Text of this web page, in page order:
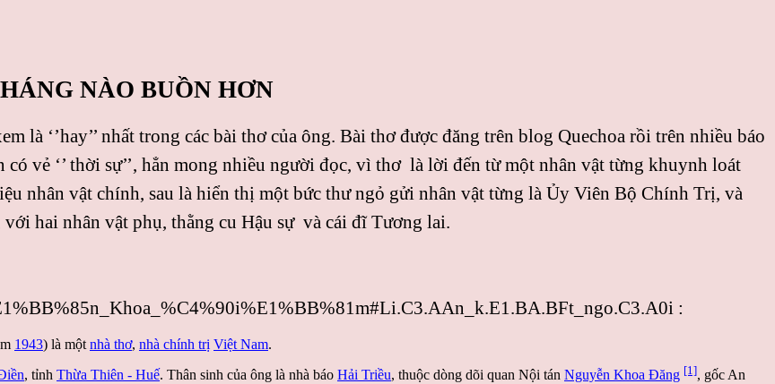
NÀO BUỒN HƠN
là ‘’hay’’ nhất trong các bài thơ của ông. Bài thơ được đăng trên blog Quechoa rồi trên nhiều báo
vẻ ‘’ thời sự’’, hẳn mong nhiều người đọc, vì thơ là lời đến từ một nhân vật từng khuynh loát
nhân vật chính, sau là hiển thị một bức thư ngỏ gửi nhân vật từng là Ủy Viên Bộ Chính Trị, và
hai nhân vật phụ, thằng cu Hậu sự và cái đĩ Tương lai.
:
1943) là một nhà thơ, nhà chính trị Việt Nam.
, tỉnh Thừa Thiên - Huế. Thân sinh của ông là nhà báo Hải Triều, thuộc dòng dõi quan Nội tán Nguyễn Khoa Đăng [1], gốc An